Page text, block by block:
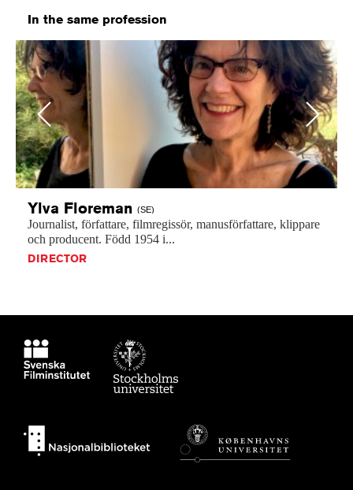
In the same profession
Previous
Ylva Floreman (SE)
Journalist, författare, filmregissör, manusförfattare, klippare
och producent. Född 1954 i...
DIRECTOR
Next